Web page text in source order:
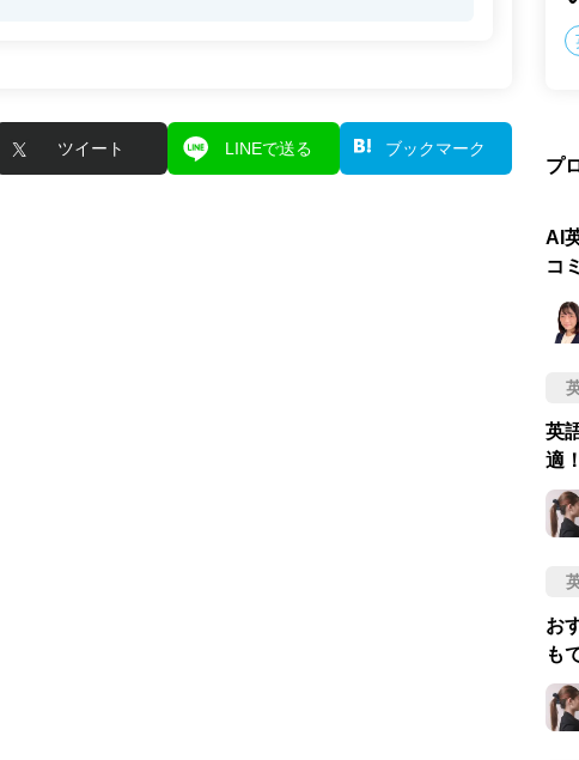
ツイート LINEで送る ブックマーク
プ
AI
コ
プ
英
適
お
も